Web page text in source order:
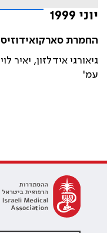
יוני 1999
החמרת
גיאורגי אידלזון, יאיר
עמ'